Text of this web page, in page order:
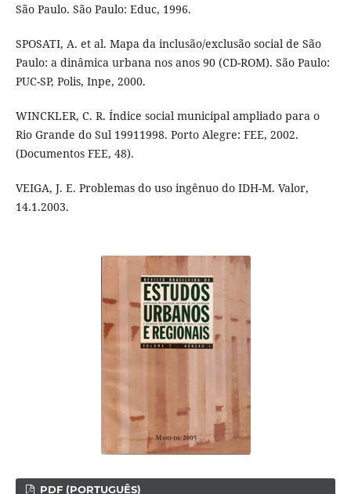
São Paulo. São Paulo: Educ, 1996.
SPOSATI, A. et al. Mapa da inclusão/exclusão social de São
Paulo: a dinâmica urbana nos anos 90 (CD-ROM). São Paulo:
PUC-SP, Polis, Inpe, 2000.
WINCKLER, C. R. Índice social municipal ampliado para o
Rio Grande do Sul 19911998. Porto Alegre: FEE, 2002.
(Documentos FEE, 48).
VEIGA, J. E. Problemas do uso ingênuo do IDH-M. Valor,
14.1.2003.
PDF (PORTUGUÊS)